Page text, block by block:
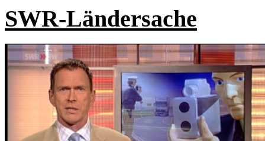
SWR-Ländersache